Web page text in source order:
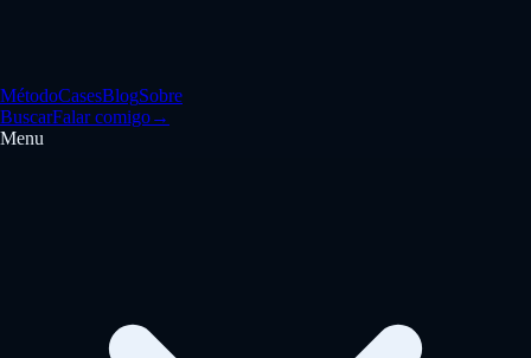
MétodoCasesBlogSobre
BuscarFalar comigo→
Menu